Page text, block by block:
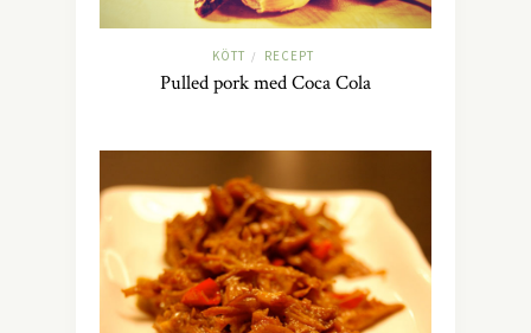
KÖTT / RECEPT
Pulled pork med Coca Cola